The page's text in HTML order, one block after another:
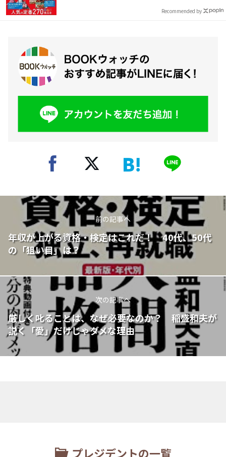
Recommended by
前の記事へ
年収が上がる資格・検定はこれだ！ 40代、50代
の「狙い目」は？
次の記事へ
厳しく叱ることは、なぜ必要なのか？ 稲盛和夫が
説く「愛」だけじゃダメな理由
プレジデントの一覧